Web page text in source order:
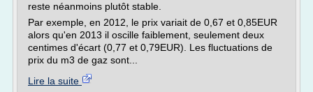
reste néanmoins plutôt stable.
Par exemple, en 2012, le prix variait de 0,67 et 0,85EUR
alors qu'en 2013 il oscille faiblement, seulement deux
centimes d'écart (0,77 et 0,79EUR). Les fluctuations de
prix du m3 de gaz sont...
Lire la suite